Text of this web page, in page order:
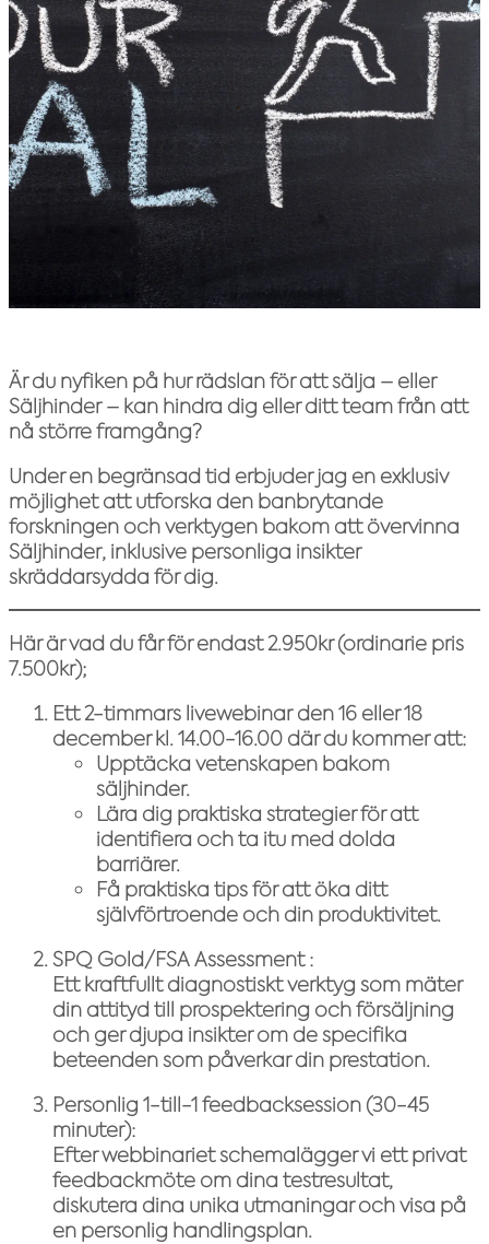
Är du nyfiken på hur rädslan för att sälja – eller
Säljhinder– kan hindra dig eller ditt team från att
nå större framgång?
Under en begränsad tid erbjuder jag en exklusiv
möjlighet att utforska den banbrytande
forskningen och verktygen bakom att övervinna
Säljhinder, inklusive personliga insikter
skräddarsydda för dig.
Här är vad du får för endast 2.950kr (ordinarie pris
7.500kr);
Ett 2-timmars livewebinarden 16 eller 18
december kl. 14.00-16.00 där du kommer att:
Upptäcka vetenskapen bakom
säljhinder.
Lära dig praktiska strategier för att
identifiera och ta itu med dolda
barriärer.
Få praktiska tips för att öka ditt
självförtroende och din produktivitet.
SPQ Gold/FSA Assessment:
Ett kraftfullt diagnostiskt verktyg som mäter
din attityd till prospektering och försäljning
och ger djupa insikter om de specifika
beteenden som påverkar din prestation.
Personlig 1-till-1 feedbacksession (30-45
minuter):
Efter webbinariet schemalägger vi ett privat
feedbackmöte om dina testresultat,
diskutera dina unika utmaningar och visa på
en personlig handlingsplan.